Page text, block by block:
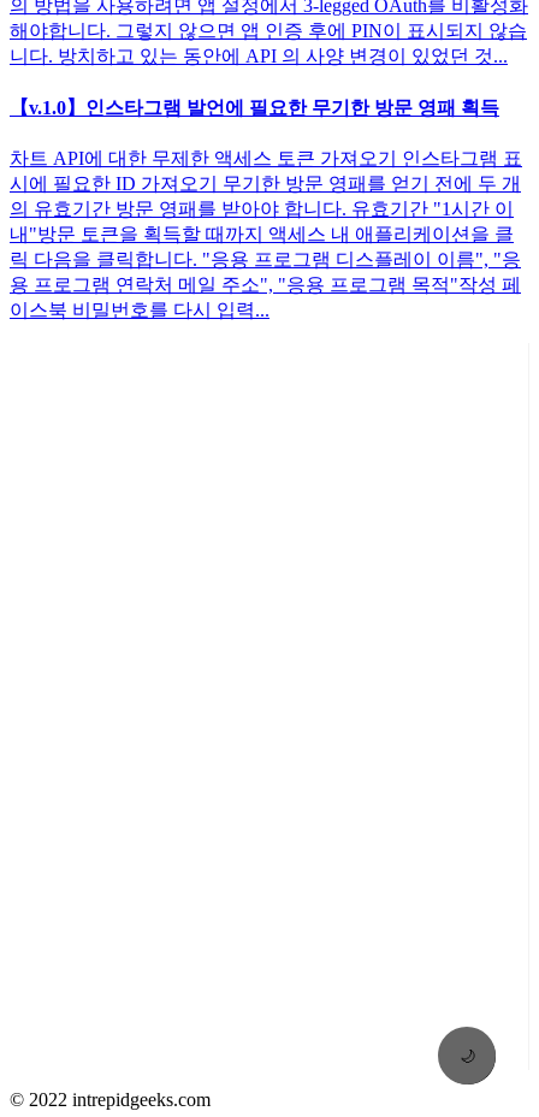
🌙
의 방법을 사용하려면 앱 설정에서 3-legged OAuth를 비활성화
해야합니다. 그렇지 않으면 앱 인증 후에 PIN이 표시되지 않습
니다. 방치하고 있는 동안에 API 의 사양 변경이 있었던 것...
【v.1.0】인스타그램 발언에 필요한 무기한 방문 영패 획득
차트 API에 대한 무제한 액세스 토큰 가져오기 인스타그램 표
시에 필요한 ID 가져오기 무기한 방문 영패를 얻기 전에 두 개
의 유효기간 방문 영패를 받아야 합니다. 유효기간 "1시간 이
내"방문 토큰을 획득할 때까지 액세스 내 애플리케이션을 클
릭 다음을 클릭합니다. "응용 프로그램 디스플레이 이름", "응
용 프로그램 연락처 메일 주소", "응용 프로그램 목적"작성 페
이스북 비밀번호를 다시 입력...
© 2022 intrepidgeeks.com